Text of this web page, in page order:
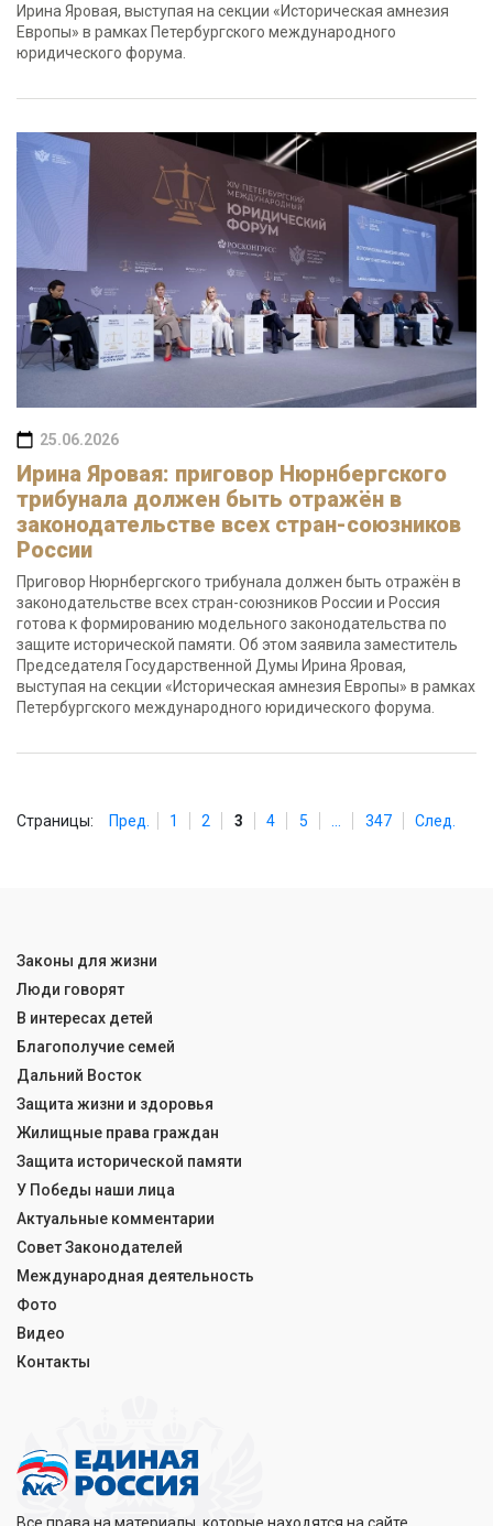
Ирина Яровая, выступая на секции «Историческая амнезия
Европы» в рамках Петербургского международного
юридического форума.
25.06.2026
Ирина Яровая: приговор Нюрнбергского
трибунала должен быть отражён в
законодательстве всех стран-союзников
России
Приговор Нюрнбергского трибунала должен быть отражён в
законодательстве всех стран-союзников России и Россия
готова к формированию модельного законодательства по
защите исторической памяти. Об этом заявила заместитель
Председателя Государственной Думы Ирина Яровая,
выступая на секции «Историческая амнезия Европы» в рамках
Петербургского международного юридического форума.
Страницы: Пред. 1 2 3 4 5 347 След.
Законы для жизни
Люди говорят
В интересах детей
Благополучие семей
Дальний Восток
Защита жизни и здоровья
Жилищные права граждан
Защита исторической памяти
У Победы наши лица
Актуальные комментарии
Совет Законодателей
Международная деятельность
Фото
Видео
Контакты